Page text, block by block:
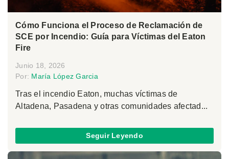
Cómo Funciona el Proceso de Reclamación de
SCE por Incendio: Guía para Víctimas del Eaton
Fire
Junio 18, 2026
Por: María López Garcia
Tras el incendio Eaton, muchas víctimas de
Altadena, Pasadena y otras comunidades afectad...
Seguir Leyendo